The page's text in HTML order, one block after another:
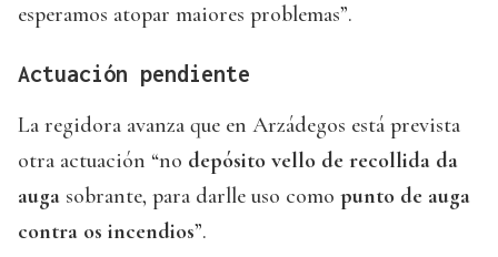
esperamos atopar maiores problemas”.
Actuación pendiente
La regidora avanza que en Arzádegos está prevista
otra actuación “no depósito vello de recollida da
auga sobrante, para darlle uso como punto de auga
contra os incendios”.